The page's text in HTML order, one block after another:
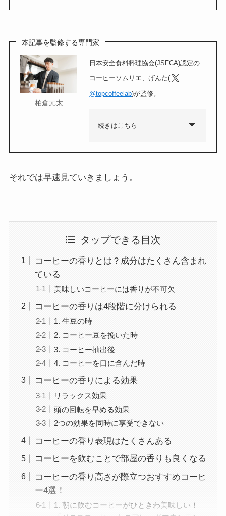
本記事を監修する専門家
柏倉元太
日本安全食料料理協会(JSFCA)認定の
コーヒーソムリエ、げんた(
@topcoffeelab)が監修。
続きはこちら
それでは早速見ていきましょう。
タップできる目次
コーヒーの香りとは？成分はたくさん含まれ
ている
美味しいコーヒーには香りが不可欠
コーヒーの香りは4段階に分けられる
1. 生豆の時
2. コーヒー豆を挽いた時
3. コーヒー抽出後
4. コーヒーを口に含んだ時
コーヒーの香りによる効果
リラックス効果
頭の回転を早める効果
2つの効果を同時に享受できない
コーヒーの香り表現はたくさんある
コーヒーを飲むことで部屋の香りも良くなる
コーヒーの香り高さが際立つおすすめコーヒ
ー4選！
1. 朝に飲むコーヒーがひときわ美味しい！